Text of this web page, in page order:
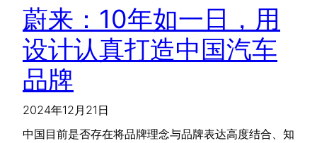
蔚来：10年如一日，用
设计认真打造中国汽车
品牌
2024年12月21日
中国目前是否存在将品牌理念与品牌表达高度结合、知